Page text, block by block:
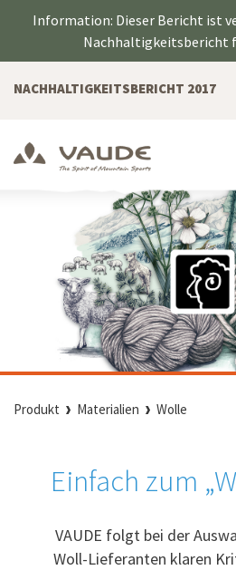
Information: Dieser Bericht ist
Nachhaltigkeitsbericht
NACHHALTIGKEITSBERICHT 2017
Produkt Materialien Wolle
Einfach zum
VAUDE folgt bei der
Woll-Lieferanten klaren